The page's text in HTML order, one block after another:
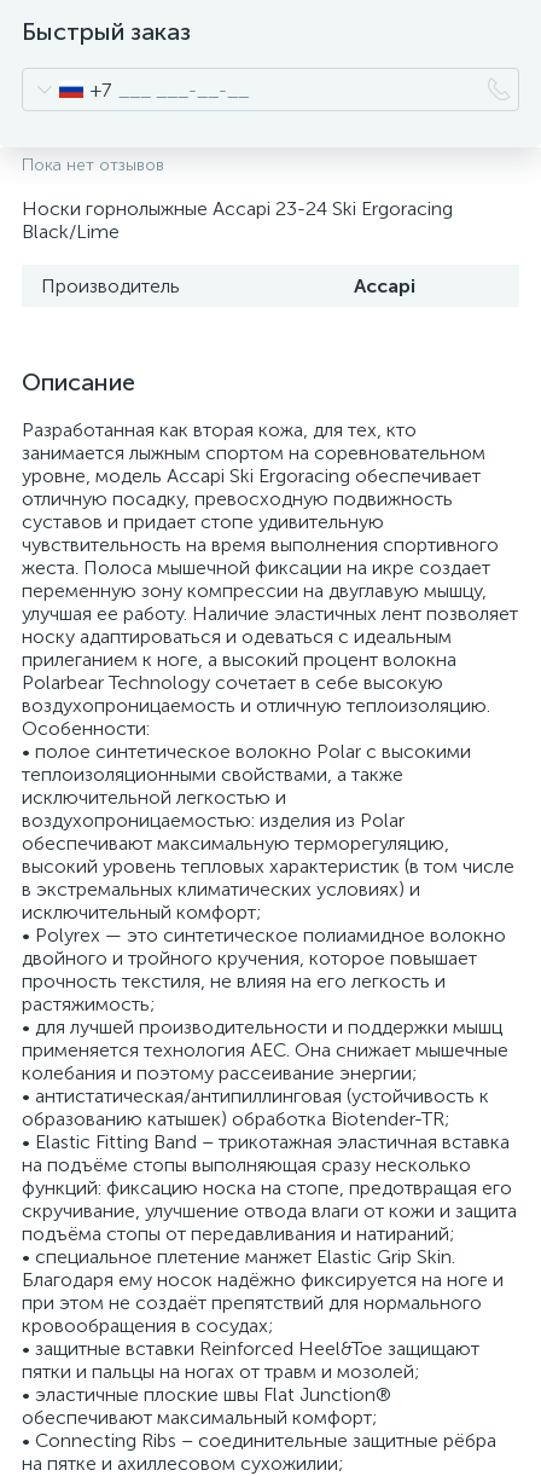
Быстрый заказ
+7
Пока нет отзывов
Носки горнолыжные Accapi 23-24 Ski Ergoracing
Black/Lime
Производитель Accapi
Описание
Разработанная как вторая кожа, для тех, кто
занимается лыжным спортом на соревновательном
уровне, модель Accapi Ski Ergoracing обеспечивает
отличную посадку, превосходную подвижность
суставов и придает стопе удивительную
чувствительность на время выполнения спортивного
жеста. Полоса мышечной фиксации на икре создает
переменную зону компрессии на двуглавую мышцу,
улучшая ее работу. Наличие эластичных лент позволяет
носку адаптироваться и одеваться с идеальным
прилеганием к ноге, а высокий процент волокна
Polarbear Technology сочетает в себе высокую
воздухопроницаемость и отличную теплоизоляцию.
Особенности:
• полое синтетическое волокно Polar с высокими
теплоизоляционными свойствами, а также
исключительной легкостью и
воздухопроницаемостью: изделия из Polar
обеспечивают максимальную терморегуляцию,
высокий уровень тепловых характеристик (в том числе
в экстремальных климатических условиях) и
исключительный комфорт;
• Polyrex — это синтетическое полиамидное волокно
двойного и тройного кручения, которое повышает
прочность текстиля, не влияя на его легкость и
растяжимость;
• для лучшей производительности и поддержки мышц
применяется технология AEC. Она снижает мышечные
колебания и поэтому рассеивание энергии;
• антистатическая/антипиллинговая (устойчивость к
образованию катышек) обработка Biotender-TR;
• Elastic Fitting Band – трикотажная эластичная вставка
на подъёме стопы выполняющая сразу несколько
функций: фиксацию носка на стопе, предотвращая его
скручивание, улучшение отвода влаги от кожи и защита
подъёма стопы от передавливания и натираний;
• специальное плетение манжет Elastic Grip Skin.
Благодаря ему носок надёжно фиксируется на ноге и
при этом не создаёт препятствий для нормального
кровообращения в сосудах;
• защитные вставки Reinforced Heel&Toe защищают
пятки и пальцы на ногах от травм и мозолей;
• эластичные плоские швы Flat Junction®
обеспечивают максимальный комфорт;
• Connecting Ribs – соединительные защитные рёбра
на пятке и ахиллесовом сухожилии;